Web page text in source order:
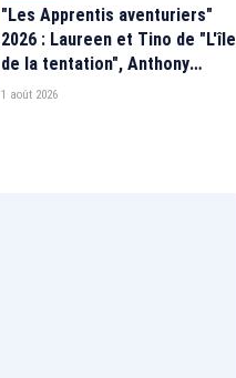
"Les Apprentis aventuriers"
2026 : Laureen et Tino de "L'île
de la tentation", Anthony
Matéo, Jade Leboeuf... Le
1 août 2026